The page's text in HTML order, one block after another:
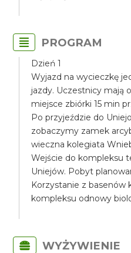
PROGRAM
Dzień 1
Wyjazd na wycieczkę
jazdy. Uczestnicy mają
miejsce zbiórki 15 min
Po przyjeździe do
zobaczymy zamek
wieczna kolegiata
Wejście do kompleksu
Uniejów. Pobyt
Korzystanie z basenów
kompleksu odnowy
WYŻYWIENIE